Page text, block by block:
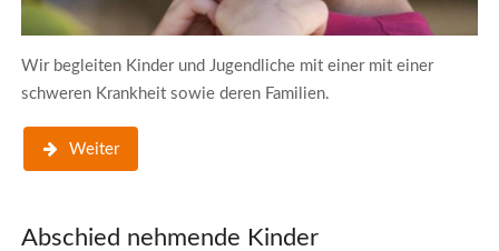
Wir begleiten Kinder und Jugendliche mit einer mit einer
schweren Krankheit sowie deren Familien.
Weiter
Abschied nehmende Kinder